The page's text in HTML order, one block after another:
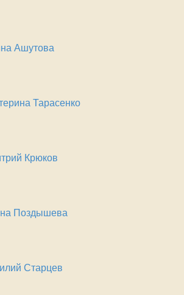
Ашутова
Тарасенко
Крюков
Поздышева
Старцев